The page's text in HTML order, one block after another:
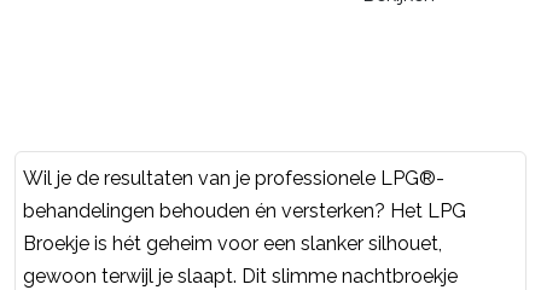
Wil je de resultaten van je professionele LPG®-
behandelingen behouden én versterken? Het LPG
Broekje is hét geheim voor een slanker silhouet,
gewoon terwijl je slaapt. Dit slimme nachtbroekje